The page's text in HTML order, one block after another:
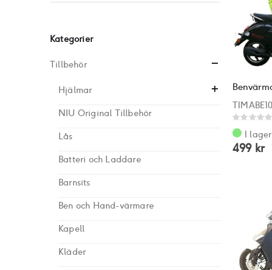
Rating:
0%
I lager
499 kr
Kategorier
Tillbehör
Hjälmar
NIU Original Tillbehör
Lås
Batteri och Laddare
Barnsits
Ben och Hand-värmare
Kapell
Kläder